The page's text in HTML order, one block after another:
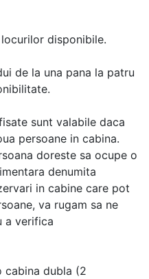
disponibile.
de la una pana la patru
sunt valabile daca
persoane in cabina.
doreste sa ocupe o
denumita
in cabine care pot
va rugam sa ne
a verifica
cabina dubla (2